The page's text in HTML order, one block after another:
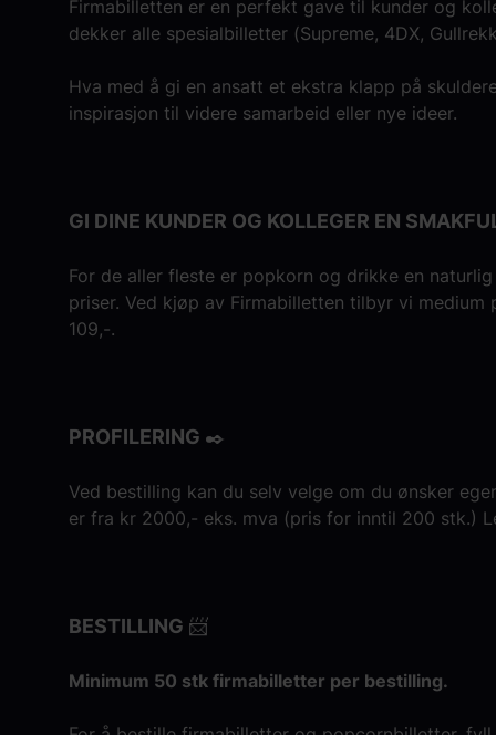
Firmabilletten er en perfekt gave til kunder og
dekker alle spesialbilletter (Supreme, 4DX,
Hva med å gi en ansatt et ekstra klapp på
inspirasjon til videre samarbeid eller nye ideer.
GI DINE KUNDER OG KOLLEGER EN
For de aller fleste er popkorn og drikke en
priser. Ved kjøp av Firmabilletten tilbyr vi
109,-.
PROFILERING ✒️
Ved bestilling kan du selv velge om du ønsker
er fra kr 2000,- eks. mva (pris for inntil 200 stk.)
BESTILLING 📨
Minimum 50 stk firmabilletter per bestilling.